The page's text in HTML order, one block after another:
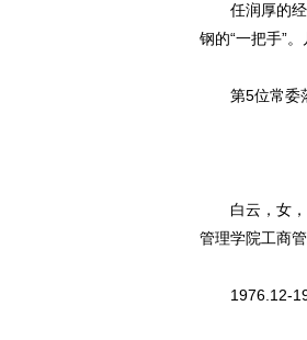
任润厚的经
钢的“一把手”
第5位常委
白云，女，
管理学院工商
1976.12-